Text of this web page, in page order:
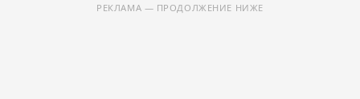
РЕКЛАМА — ПРОДОЛЖЕНИЕ НИЖЕ